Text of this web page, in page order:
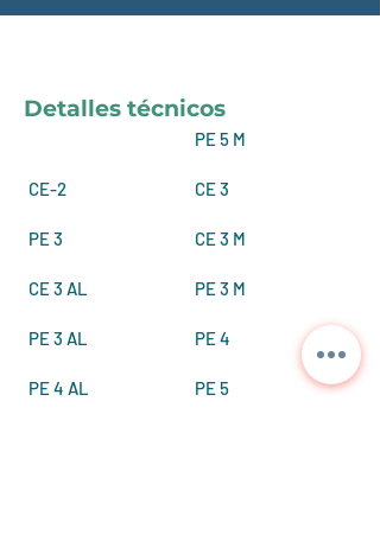
Detalles técnicos
CE-2 CE 3
CE 3 AL
CE 3 M
PE 3 AL
PE 3 M
PE 4 AL
PE 4
PE 5
PE 5 M
PE 3